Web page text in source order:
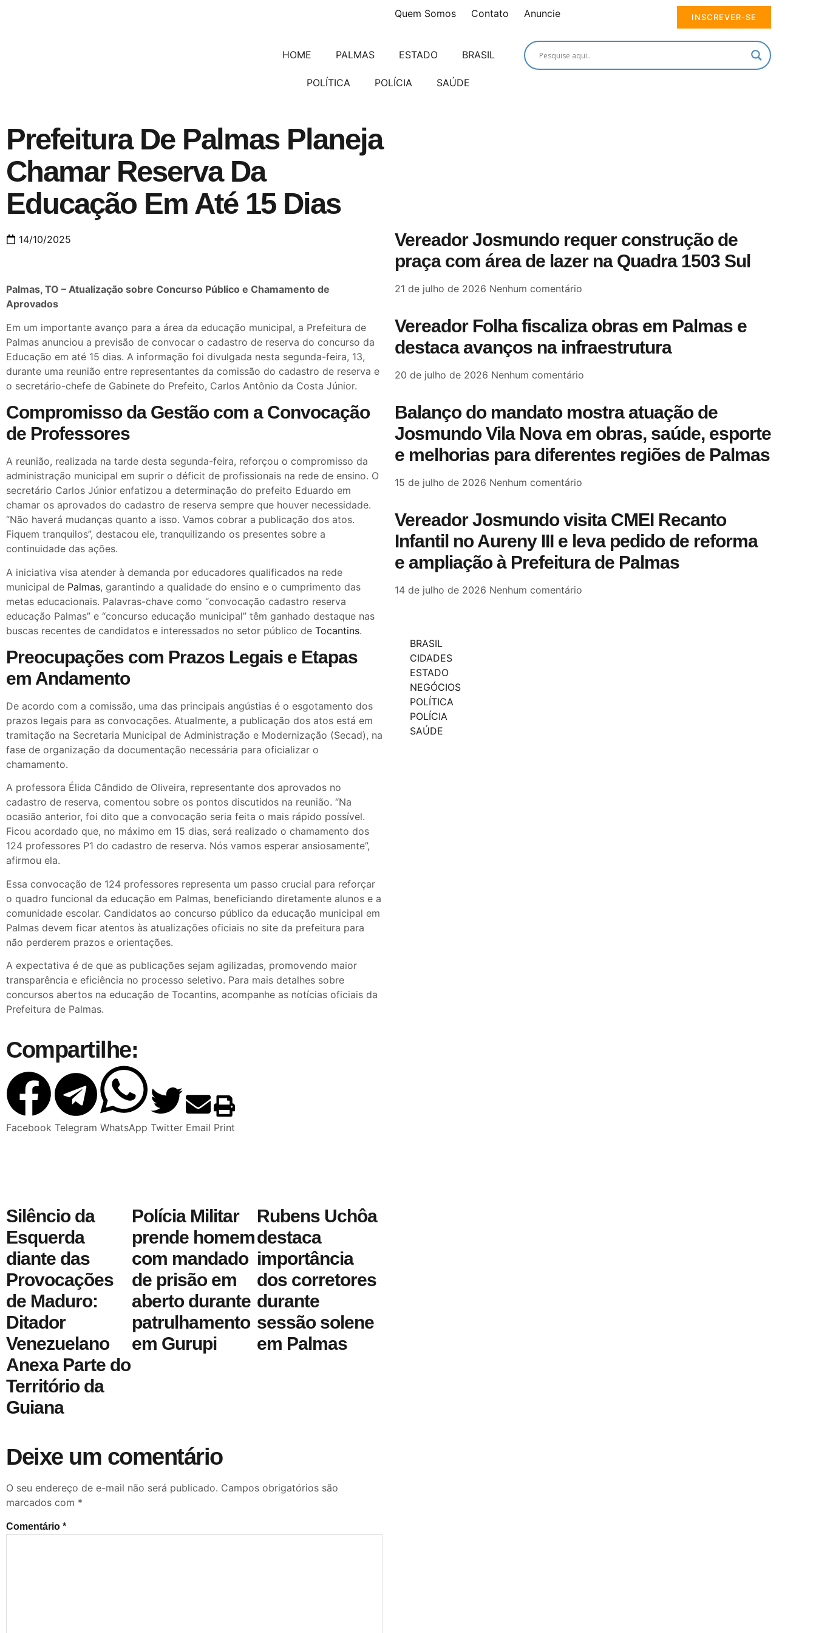
Quem Somos Contato Anuncie INSCREVER-SE
HOME PALMAS ESTADO BRASIL
POLÍTICA POLÍCIA SAÚDE
Prefeitura De Palmas Planeja
Chamar Reserva Da
Educação Em Até 15 Dias
14/10/2025
Palmas, TO – Atualização sobre Concurso Público e Chamamento de
Aprovados
Em um importante avanço para a área da educação municipal, a Prefeitura de
Palmas anunciou a previsão de convocar o cadastro de reserva do concurso da
Educação em até 15 dias. A informação foi divulgada nesta segunda-feira, 13,
durante uma reunião entre representantes da comissão do cadastro de reserva e
o secretário-chefe de Gabinete do Prefeito, Carlos Antônio da Costa Júnior.
Compromisso da Gestão com a Convocação
de Professores
A reunião, realizada na tarde desta segunda-feira, reforçou o compromisso da
administração municipal em suprir o déficit de profissionais na rede de ensino. O
secretário Carlos Júnior enfatizou a determinação do prefeito Eduardo em
chamar os aprovados do cadastro de reserva sempre que houver necessidade.
“Não haverá mudanças quanto a isso. Vamos cobrar a publicação dos atos.
Fiquem tranquilos”, destacou ele, tranquilizando os presentes sobre a
continuidade das ações.
A iniciativa visa atender à demanda por educadores qualificados na rede
municipal de Palmas, garantindo a qualidade do ensino e o cumprimento das
metas educacionais. Palavras-chave como “convocação cadastro reserva
educação Palmas” e “concurso educação municipal” têm ganhado destaque nas
buscas recentes de candidatos e interessados no setor público de Tocantins.
Preocupações com Prazos Legais e Etapas
em Andamento
De acordo com a comissão, uma das principais angústias é o esgotamento dos
prazos legais para as convocações. Atualmente, a publicação dos atos está em
tramitação na Secretaria Municipal de Administração e Modernização (Secad), na
fase de organização da documentação necessária para oficializar o
chamamento.
A professora Élida Cândido de Oliveira, representante dos aprovados no
cadastro de reserva, comentou sobre os pontos discutidos na reunião. “Na
ocasião anterior, foi dito que a convocação seria feita o mais rápido possível.
Ficou acordado que, no máximo em 15 dias, será realizado o chamamento dos
124 professores P1 do cadastro de reserva. Nós vamos esperar ansiosamente”,
afirmou ela.
Essa convocação de 124 professores representa um passo crucial para reforçar
o quadro funcional da educação em Palmas, beneficiando diretamente alunos e a
comunidade escolar. Candidatos ao concurso público da educação municipal em
Palmas devem ficar atentos às atualizações oficiais no site da prefeitura para
não perderem prazos e orientações.
A expectativa é de que as publicações sejam agilizadas, promovendo maior
transparência e eficiência no processo seletivo. Para mais detalhes sobre
concursos abertos na educação de Tocantins, acompanhe as notícias oficiais da
Prefeitura de Palmas.
Compartilhe:
Facebook Telegram WhatsApp Twitter Email Print
Silêncio da
Esquerda
diante das
Provocações
de Maduro:
Ditador
Venezuelano
Anexa Parte do
Território da
Guiana
Polícia Militar
prende homem
com mandado
de prisão em
aberto durante
patrulhamento
em Gurupi
Rubens Uchôa
destaca
importância
dos corretores
durante
sessão solene
em Palmas
Deixe um comentário
O seu endereço de e-mail não será publicado. Campos obrigatórios são
marcados com *
Comentário *
Vereador Josmundo requer construção de
praça com área de lazer na Quadra 1503 Sul
21 de julho de 2026 Nenhum comentário
Vereador Folha fiscaliza obras em Palmas e
destaca avanços na infraestrutura
20 de julho de 2026 Nenhum comentário
Balanço do mandato mostra atuação de
Josmundo Vila Nova em obras, saúde, esporte
e melhorias para diferentes regiões de Palmas
15 de julho de 2026 Nenhum comentário
Vereador Josmundo visita CMEI Recanto
Infantil no Aureny III e leva pedido de reforma
e ampliação à Prefeitura de Palmas
14 de julho de 2026 Nenhum comentário
BRASIL
CIDADES
ESTADO
NEGÓCIOS
POLÍTICA
POLÍCIA
SAÚDE